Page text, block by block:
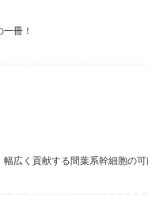
冊！
広く貢献する間葉系幹細胞の可